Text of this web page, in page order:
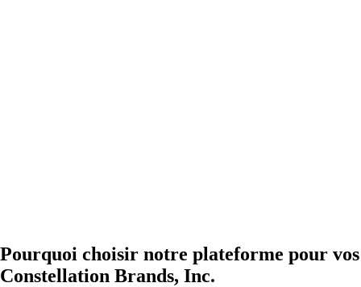
Pourquoi choisir notre plateforme pour vos
Constellation Brands, Inc.